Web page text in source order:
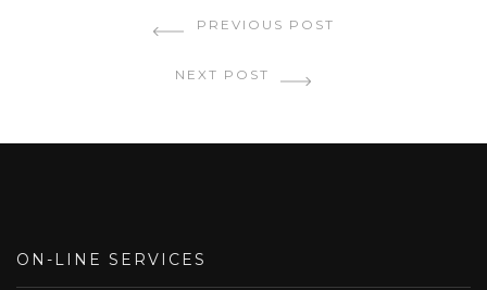
PREVIOUS POST
NEXT POST
ON-LINE SERVICES